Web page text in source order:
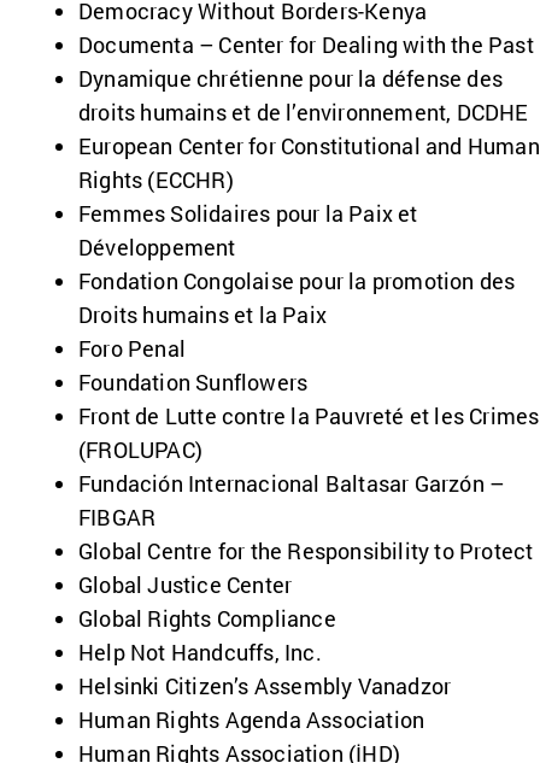
Democracy Without Borders-Kenya
Documenta – Center for Dealing with the Past
Dynamique chrétienne pour la défense des
droits humains et de l’environnement, DCDHE
European Center for Constitutional and Human
Rights (ECCHR)
Femmes Solidaires pour la Paix et
Développement
Fondation Congolaise pour la promotion des
Droits humains et la Paix
Foro Penal
Foundation Sunflowers
Front de Lutte contre la Pauvreté et les Crimes
(FROLUPAC)
Fundación Internacional Baltasar Garzón –
FIBGAR
Global Centre for the Responsibility to Protect
Global Justice Center
Global Rights Compliance
Help Not Handcuffs, Inc.
Helsinki Citizen’s Assembly Vanadzor
Human Rights Agenda Association
Human Rights Association (İHD)